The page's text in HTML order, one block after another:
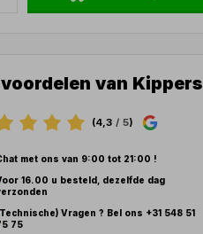
voordelen van Kippers
(4,3/ 5)
met ons van 9:00 tot 21:00 !
16.00 u besteld, dezelfde dag
Vragen ? Bel ons +31 548 51
75